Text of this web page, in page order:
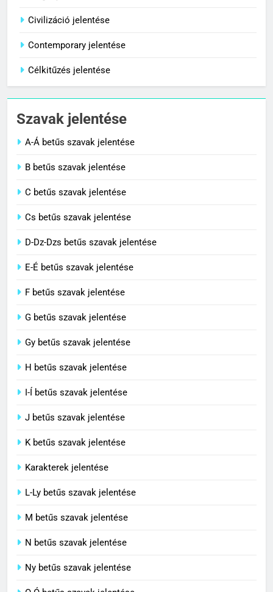
Centenárium jelentése
1
Cigánykerék jelentése
C BETŰS SZAVAK JELENTÉSE
C BETŰS SZAVAK JELENTÉSE
3
4
Contemporary jelentése
5
Célkitűzés jelentése
C BETŰS SZAVAK JELENTÉSE
C BETŰS SZAVAK JELENTÉSE
Civilizáció jelentése
Contemporary jelentése
Célkitűzés jelentése
Szavak jelentése
A-Á betűs szavak jelentése
B betűs szavak jelentése
C betűs szavak jelentése
Cs betűs szavak jelentése
D-Dz-Dzs betűs szavak jelentése
E-É betűs szavak jelentése
F betűs szavak jelentése
G betűs szavak jelentése
Gy betűs szavak jelentése
H betűs szavak jelentése
I-Í betűs szavak jelentése
J betűs szavak jelentése
K betűs szavak jelentése
Karakterek jelentése
L-Ly betűs szavak jelentése
M betűs szavak jelentése
N betűs szavak jelentése
Ny betűs szavak jelentése